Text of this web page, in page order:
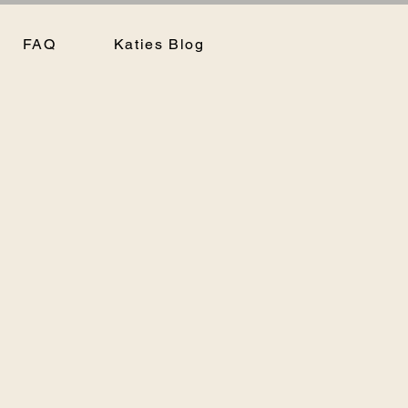
FAQ Katies Blog